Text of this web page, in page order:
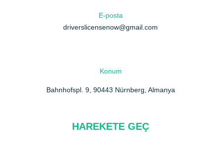
HAREKETE GEÇ
E-posta
driverslicensenow@gmail.com
Konum
Bahnhofspl. 9, 90443 Nürnberg, Almanya